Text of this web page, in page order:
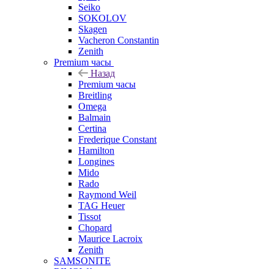
Seiko
SOKOLOV
Skagen
Vacheron Constantin
Zenith
Premium часы
Назад
Premium часы
Breitling
Omega
Balmain
Certina
Frederique Constant
Hamilton
Longines
Mido
Rado
Raymond Weil
TAG Heuer
Tissot
Chopard
Maurice Lacroix
Zenith
SAMSONITE